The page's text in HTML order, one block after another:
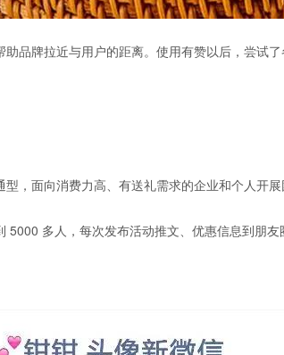
品牌拉近与用户的距离。使用有赞以后，尝试
，面向消费力高、有送礼需求的企业和个人开展
5000 多人 ，每次发布活动推文、优惠信息到朋